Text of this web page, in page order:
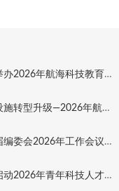
年航海科技教育成果展
航运新质生产力发展研讨会在扬州成功举办
2026年工作会议在扬州圆满召开
技人才培育工程博士生专项计划的通知